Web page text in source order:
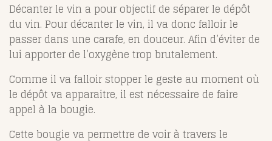
Décanter le vin a pour objectif de séparer le dépôt
du vin. Pour décanter le vin, il va donc falloir le
passer dans une carafe, en douceur. Afin d’éviter de
lui apporter de l’oxygène trop brutalement.
Comme il va falloir stopper le geste au moment où
le dépôt va apparaitre, il est nécessaire de faire
appel à la bougie.
Cette bougie va permettre de voir à travers le